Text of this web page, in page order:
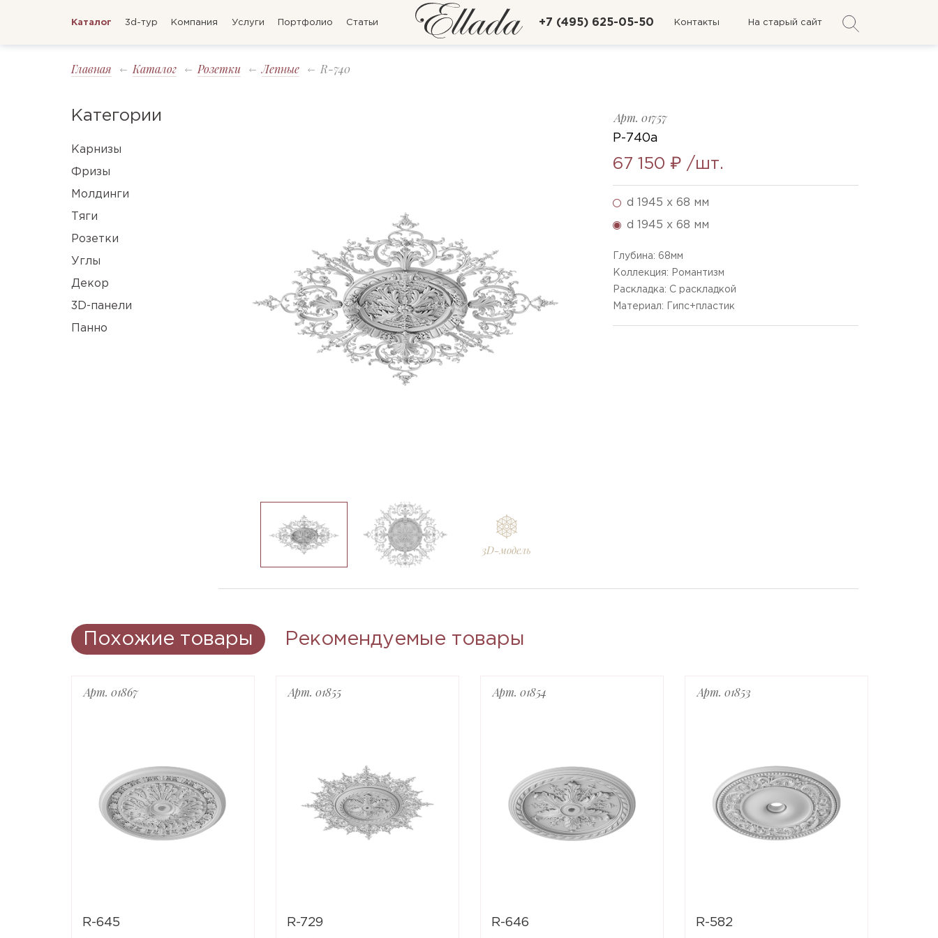
Каталог 3d-тур Компания Услуги Портфолио Статьи +7 (495) 625-05-50 Контакты На старый сайт
Главная Каталог Розетки Лепные R-740
Категории
Карнизы
Фризы
Молдинги
Тяги
Розетки
Углы
Декор
3D-панели
Панно
3D-модель
Арт. 01757
Р-740а
67 150 ₽ /шт.
d 1945 x 68 мм
d 1945 x 68 мм
Глубина: 68мм
Коллекция: Романтизм
Раскладка: С раскладкой
Материал: Гипс+пластик
Похожие товары Рекомендуемые товары
Арт. 01867
R-645
Арт. 01855
R-729
Арт. 01854
R-646
Арт. 01853
R-582